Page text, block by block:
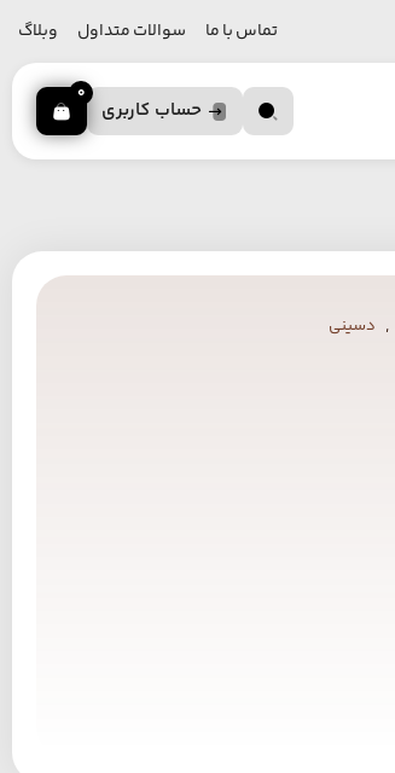
تماس با ما سوالات متداول وبلاگ
حساب کاربری
0
, دسینی